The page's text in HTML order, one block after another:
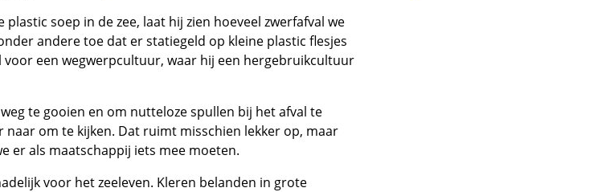
soep in de zee, laat hij zien hoeveel zwerfafval we
andere toe dat er statiegeld op kleine plastic flesjes
voor een wegwerpcultuur, waar hij een hergebruikcultuur
te gooien en om nutteloze spullen bij het afval te
om te kijken. Dat ruimt misschien lekker op, maar
er als maatschappij iets mee moeten.
voor het zeeleven. Kleren belanden in grote